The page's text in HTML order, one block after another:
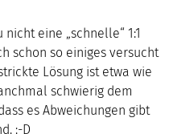
eine „schnelle“ 1:1
schon so einiges versucht
Lösung ist etwa wie
schwierig dem
es Abweichungen gibt
:-D